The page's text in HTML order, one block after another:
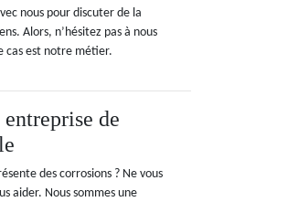
nous pour discuter de la
Alors, n’hésitez pas à nous
cas est notre métier.
de
des corrosions ? Ne vous
aider. Nous sommes une